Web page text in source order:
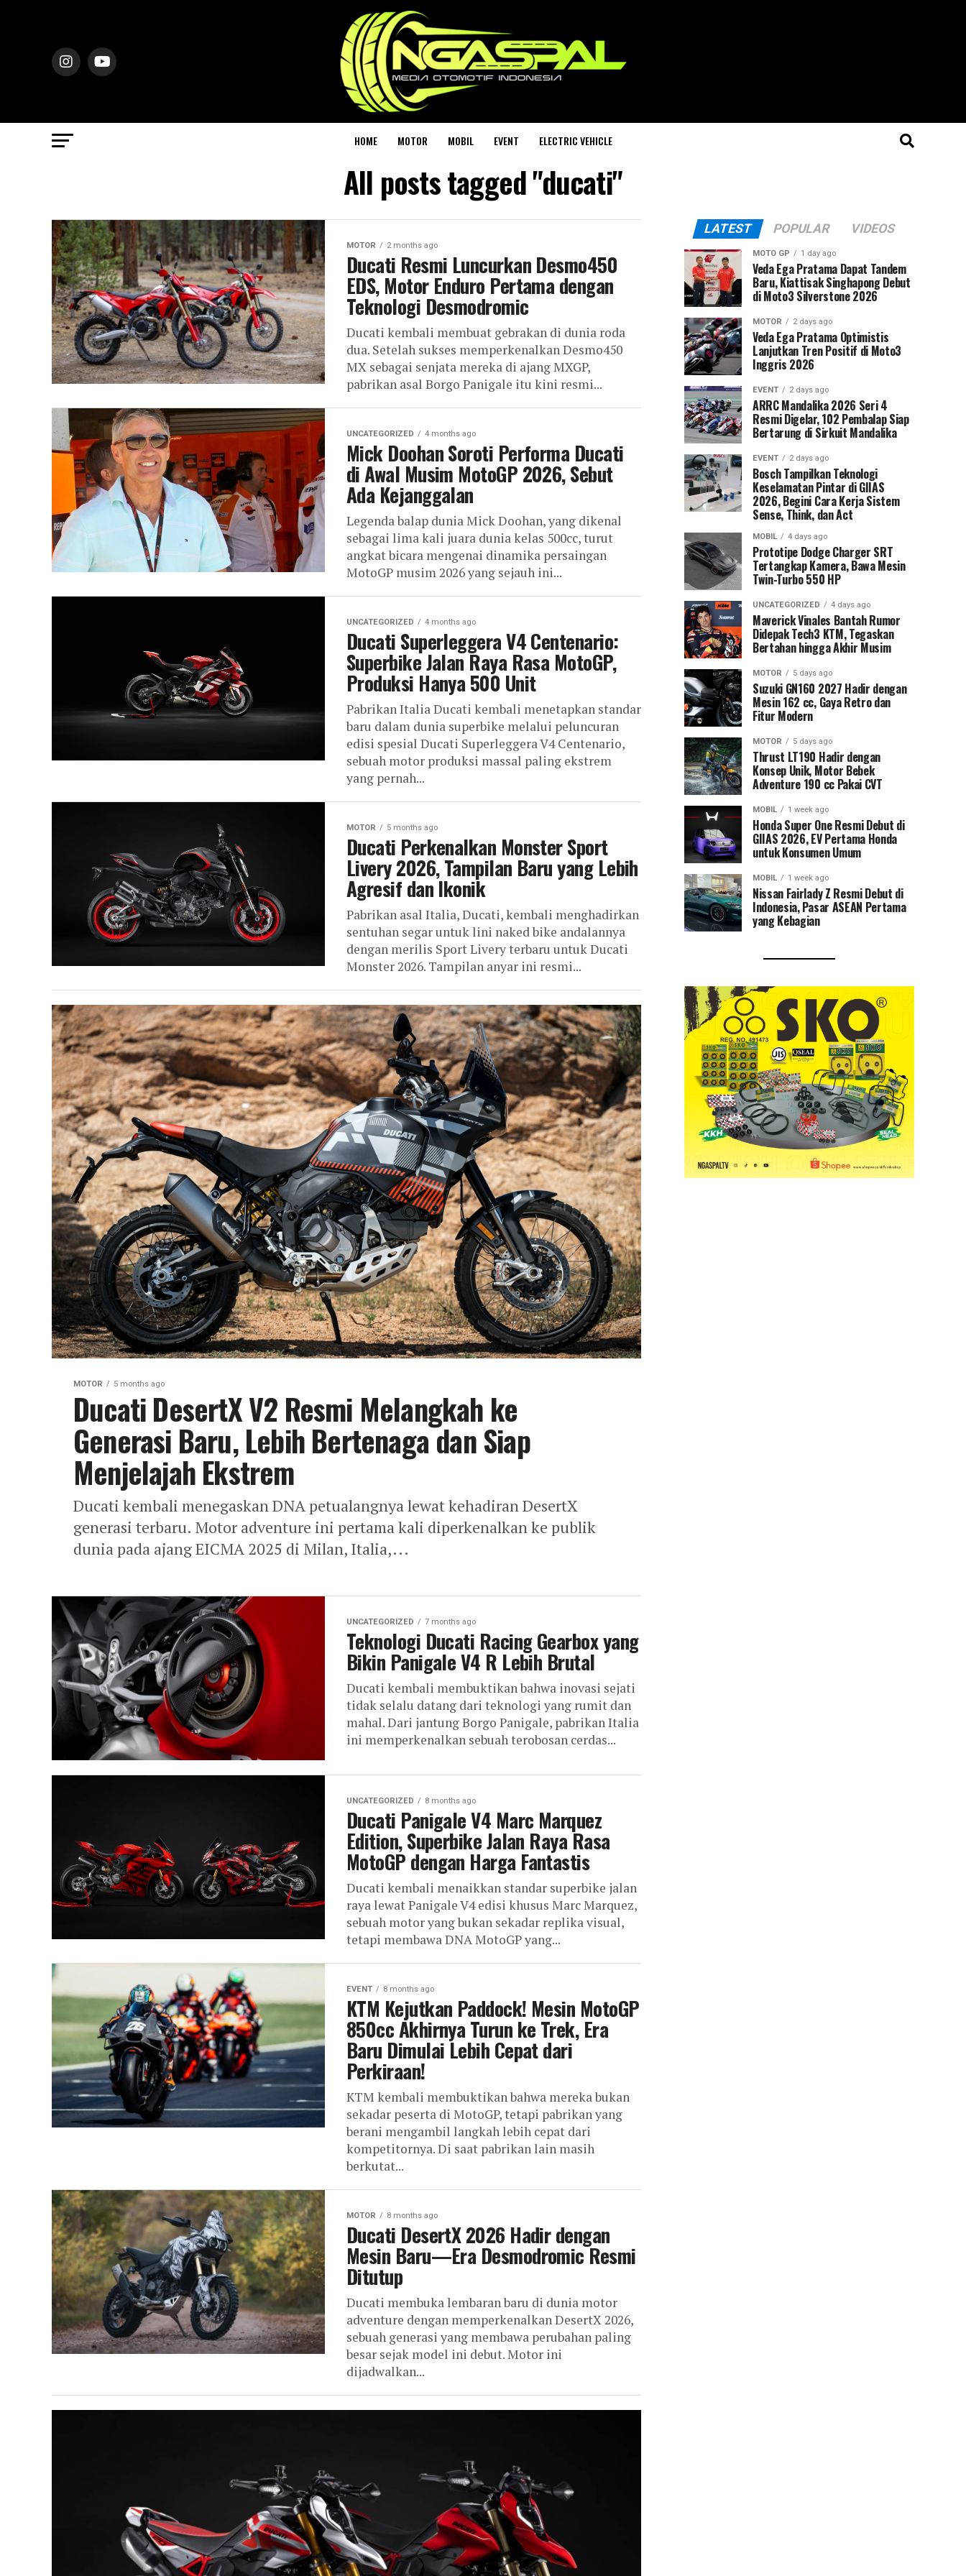
HOME MOTOR MOBIL EVENT ELECTRIC VEHICLE
All posts tagged "ducati"
MOTOR 2 months ago
Ducati Resmi Luncurkan Desmo450
EDS, Motor Enduro Pertama dengan
Teknologi Desmodromic
Ducati kembali membuat gebrakan di dunia roda
dua. Setelah sukses memperkenalkan Desmo450
MX sebagai senjata mereka di ajang MXGP,
pabrikan asal Borgo Panigale itu kini resmi...
UNCATEGORIZED 4 months ago
Mick Doohan Soroti Performa Ducati
di Awal Musim MotoGP 2026, Sebut
Ada Kejanggalan
Legenda balap dunia Mick Doohan, yang dikenal
sebagai lima kali juara dunia kelas 500cc, turut
angkat bicara mengenai dinamika persaingan
MotoGP musim 2026 yang sejauh ini...
UNCATEGORIZED 4 months ago
Ducati Superleggera V4 Centenario:
Superbike Jalan Raya Rasa MotoGP,
Produksi Hanya 500 Unit
Pabrikan Italia Ducati kembali menetapkan standar
baru dalam dunia superbike melalui peluncuran
edisi spesial Ducati Superleggera V4 Centenario,
sebuah motor produksi massal paling ekstrem
yang pernah...
MOTOR 5 months ago
Ducati Perkenalkan Monster Sport
Livery 2026, Tampilan Baru yang Lebih
Agresif dan Ikonik
Pabrikan asal Italia, Ducati, kembali menghadirkan
sentuhan segar untuk lini naked bike andalannya
dengan merilis Sport Livery terbaru untuk Ducati
Monster 2026. Tampilan anyar ini resmi...
MOTOR 5 months ago
Ducati DesertX V2 Resmi Melangkah ke
Generasi Baru, Lebih Bertenaga dan Siap
Menjelajah Ekstrem
Ducati kembali menegaskan DNA petualangnya lewat kehadiran DesertX
generasi terbaru. Motor adventure ini pertama kali diperkenalkan ke publik
dunia pada ajang EICMA 2025 di Milan, Italia,...
UNCATEGORIZED 7 months ago
Teknologi Ducati Racing Gearbox yang
Bikin Panigale V4 R Lebih Brutal
Ducati kembali membuktikan bahwa inovasi sejati
tidak selalu datang dari teknologi yang rumit dan
mahal. Dari jantung Borgo Panigale, pabrikan Italia
ini memperkenalkan sebuah terobosan cerdas...
UNCATEGORIZED 8 months ago
Ducati Panigale V4 Marc Marquez
Edition, Superbike Jalan Raya Rasa
MotoGP dengan Harga Fantastis
Ducati kembali menaikkan standar superbike jalan
raya lewat Panigale V4 edisi khusus Marc Marquez,
sebuah motor yang bukan sekadar replika visual,
tetapi membawa DNA MotoGP yang...
EVENT 8 months ago
KTM Kejutkan Paddock! Mesin MotoGP
850cc Akhirnya Turun ke Trek, Era
Baru Dimulai Lebih Cepat dari
Perkiraan!
KTM kembali membuktikan bahwa mereka bukan
sekadar peserta di MotoGP, tetapi pabrikan yang
berani mengambil langkah lebih cepat dari
kompetitornya. Di saat pabrikan lain masih
berkutat...
MOTOR 8 months ago
Ducati DesertX 2026 Hadir dengan
Mesin Baru—Era Desmodromic Resmi
Ditutup
Ducati membuka lembaran baru di dunia motor
adventure dengan memperkenalkan DesertX 2026,
sebuah generasi yang membawa perubahan paling
besar sejak model ini debut. Motor ini
dijadwalkan...
LATEST POPULAR VIDEOS
MOTO GP 1 day ago
Veda Ega Pratama Dapat Tandem
Baru, Kiattisak Singhapong Debut
di Moto3 Silverstone 2026
MOTOR 2 days ago
Veda Ega Pratama Optimistis
Lanjutkan Tren Positif di Moto3
Inggris 2026
EVENT 2 days ago
ARRC Mandalika 2026 Seri 4
Resmi Digelar, 102 Pembalap Siap
Bertarung di Sirkuit Mandalika
EVENT 2 days ago
Bosch Tampilkan Teknologi
Keselamatan Pintar di GIIAS
2026, Begini Cara Kerja Sistem
Sense, Think, dan Act
MOBIL 4 days ago
Prototipe Dodge Charger SRT
Tertangkap Kamera, Bawa Mesin
Twin-Turbo 550 HP
UNCATEGORIZED 4 days ago
Maverick Vinales Bantah Rumor
Didepak Tech3 KTM, Tegaskan
Bertahan hingga Akhir Musim
MOTOR 5 days ago
Suzuki GN160 2027 Hadir dengan
Mesin 162 cc, Gaya Retro dan
Fitur Modern
MOTOR 5 days ago
Thrust LT190 Hadir dengan
Konsep Unik, Motor Bebek
Adventure 190 cc Pakai CVT
MOBIL 1 week ago
Honda Super One Resmi Debut di
GIIAS 2026, EV Pertama Honda
untuk Konsumen Umum
MOBIL 1 week ago
Nissan Fairlady Z Resmi Debut di
Indonesia, Pasar ASEAN Pertama
yang Kebagian